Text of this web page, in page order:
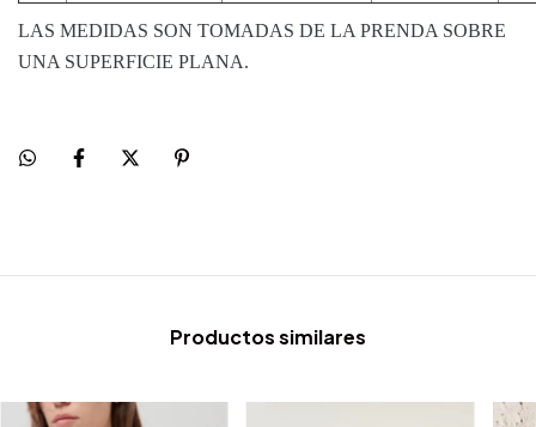
LAS MEDIDAS SON TOMADAS DE LA PRENDA SOBRE
UNA SUPERFICIE PLANA.
Productos similares